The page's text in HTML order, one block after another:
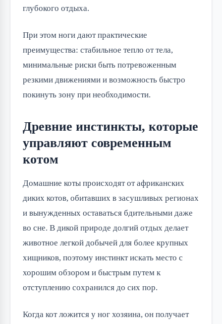
глубокого отдыха.
При этом ноги дают практические
преимущества: стабильное тепло от тела,
минимальные риски быть потревоженным
резкими движениями и возможность быстро
покинуть зону при необходимости.
Древние инстинкты, которые
управляют современным
котом
Домашние коты происходят от африканских
диких котов, обитавших в засушливых регионах
и вынужденных оставаться бдительными даже
во сне. В дикой природе долгий отдых делает
животное легкой добычей для более крупных
хищников, поэтому инстинкт искать место с
хорошим обзором и быстрым путем к
отступлению сохранился до сих пор.
Когда кот ложится у ног хозяина, он получает